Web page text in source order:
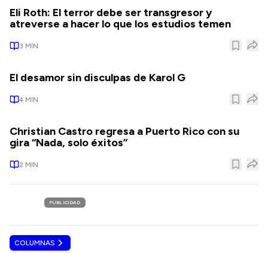
Eli Roth: El terror debe ser transgresor y
atreverse a hacer lo que los estudios temen
3 MIN
El desamor sin disculpas de Karol G
4 MIN
Christian Castro regresa a Puerto Rico con su
gira “Nada, solo éxitos”
2 MIN
PUBLICIDAD
COLUMNAS